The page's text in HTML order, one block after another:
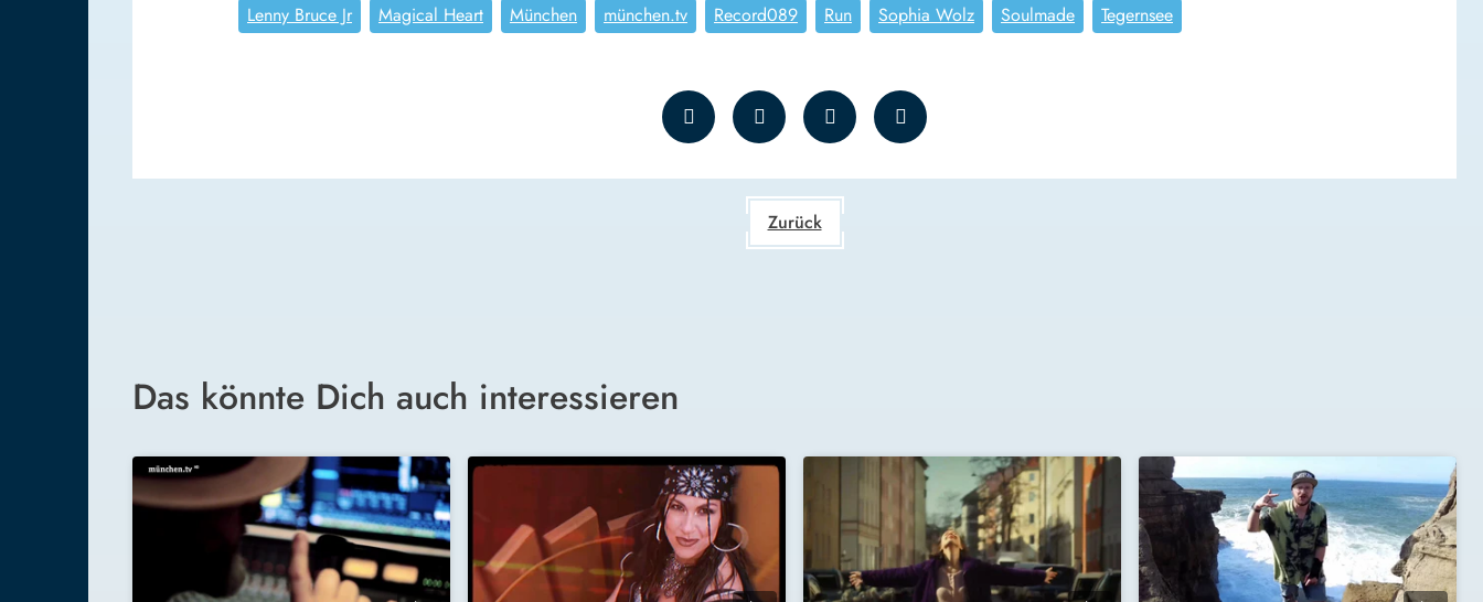
Lenny Bruce Jr
Magical Heart München münchen.tv Record089 Run Sophia Wolz Soulmade Tegernsee
Zurück
Das könnte Dich auch interessieren